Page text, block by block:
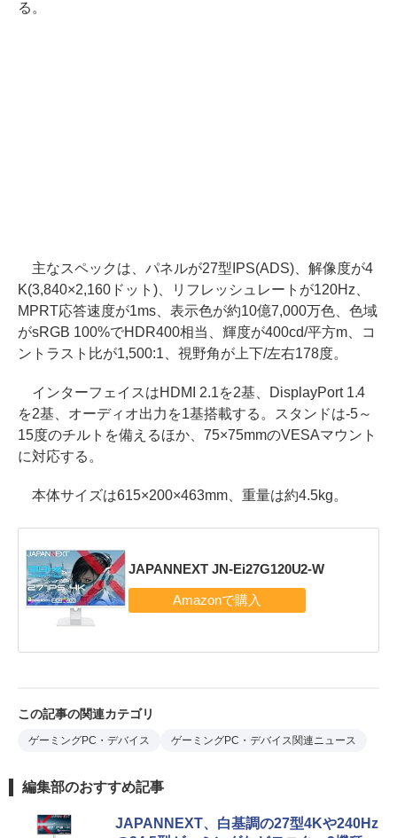
る。
主なスペックは、パネルが27型IPS(ADS)、解像度が4
K(3,840×2,160ドット)、リフレッシュレートが120Hz、
MPRT応答速度が1ms、表示色が約10億7,000万色、色域
がsRGB 100%でHDR400相当、輝度が400cd/平方m、コ
ントラスト比が1,500:1、視野角が上下/左右178度。
インターフェイスはHDMI 2.1を2基、DisplayPort 1.4
を2基、オーディオ出力を1基搭載する。スタンドは-5～
15度のチルトを備えるほか、75×75mmのVESAマウント
に対応する。
本体サイズは615×200×463mm、重量は約4.5kg。
JAPANNEXT JN-Ei27G120U2-W
この記事の関連カテゴリ
ゲーミングPC・デバイス ゲーミングPC・デバイス関連ニュース
編集部のおすすめ記事
JAPANNEXT、白基調の27型4Kや240Hz